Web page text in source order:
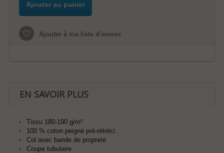
Ajouter au panier
Ajouter à ma liste d'envies
EN SAVOIR PLUS
Tissu 180-190 g/m²
100 % coton peigné pré-rétréci.
Col avec bande de propreté
Coupe tubulaire